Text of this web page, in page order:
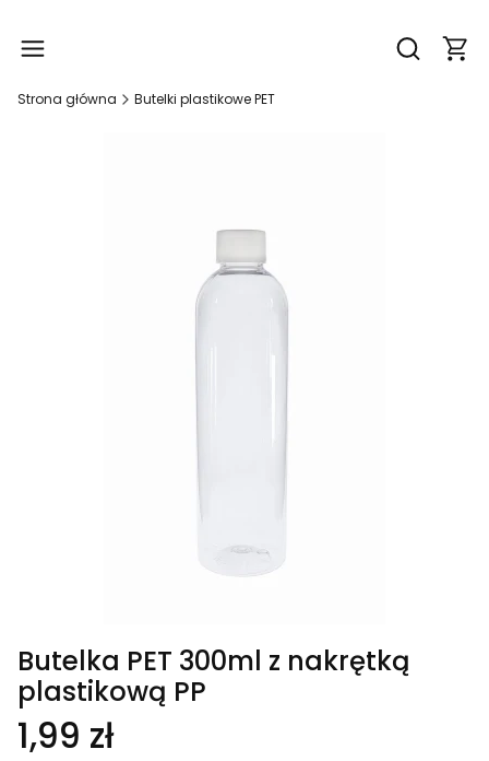
Otwórz
Strona główna Butelki plastikowe PET
Butelka PET 300ml z nakrętką
plastikową PP
Cena
1,99 zł